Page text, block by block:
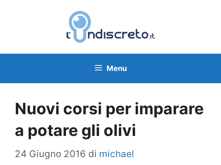
Menu
Nuovi corsi per imparare
a potare gli olivi
24 Giugno 2016 di michael